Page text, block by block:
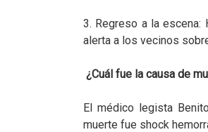
3. Regreso a la
alerta a los vecinos
¿Cuál fue la causa de
El médico legista
muerte fue shock